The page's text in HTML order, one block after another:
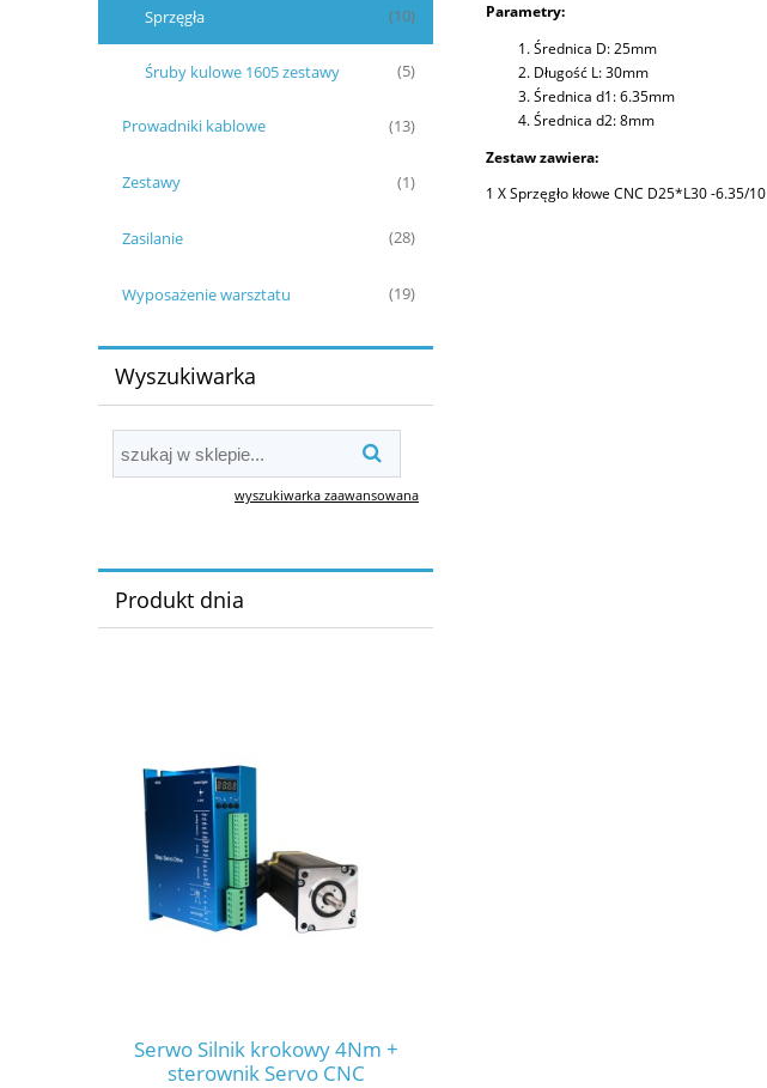
Sprzęgła (10)
Śruby kulowe 1605 zestawy (5)
Prowadniki kablowe (13)
Zestawy (1)
Zasilanie (28)
Wyposażenie warsztatu (19)
Wyszukiwarka
wyszukiwarka zaawansowana
Produkt dnia
Serwo Silnik krokowy 4Nm +
sterownik Servo CNC
Parametry:
Średnica D: 25mm
Długość L: 30mm
Średnica d1: 6.35mm
Średnica d2: 8mm
Zestaw zawiera:
1 X Sprzęgło kłowe CNC D25*L30 -6.35/10